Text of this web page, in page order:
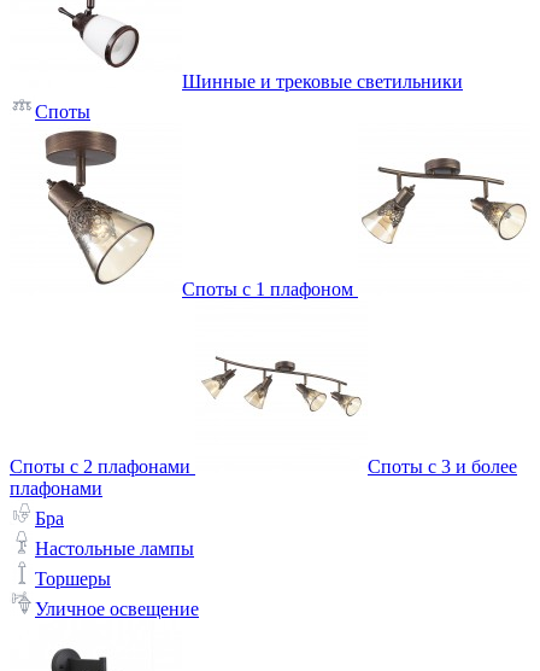
Шинные и трековые светильники
Споты
Споты с 1 плафоном
Споты с 2 плафонами
Споты с 3 и более
плафонами
Бра
Настольные лампы
Торшеры
Уличное освещение